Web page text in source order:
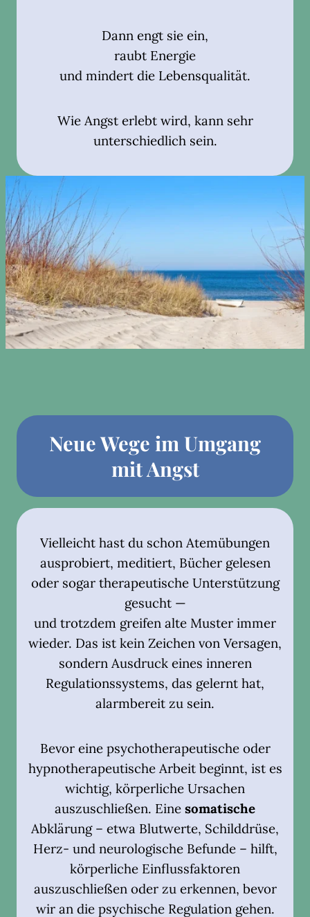
Dann engt sie ein,
raubt Energie
und mindert die Lebensqualität.
Wie Angst erlebt wird, kann sehr
unterschiedlich sein.
Neue Wege im Umgang
mit Angst
Vielleicht hast du schon Atemübungen
ausprobiert, meditiert, Bücher gelesen
oder sogar therapeutische Unterstützung
gesucht —
und trotzdem greifen alte Muster immer
wieder. Das ist kein Zeichen von Versagen,
sondern Ausdruck eines inneren
Regulationssystems, das gelernt hat,
alarmbereit zu sein.
Bevor eine psychotherapeutische oder
hypnotherapeutische Arbeit beginnt, ist es
wichtig, körperliche Ursachen
auszuschließen. Eine somatische
Abklärung – etwa Blutwerte, Schilddrüse,
Herz- und neurologische Befunde – hilft,
körperliche Einflussfaktoren
auszuschließen oder zu erkennen, bevor
wir an die psychische Regulation gehen.